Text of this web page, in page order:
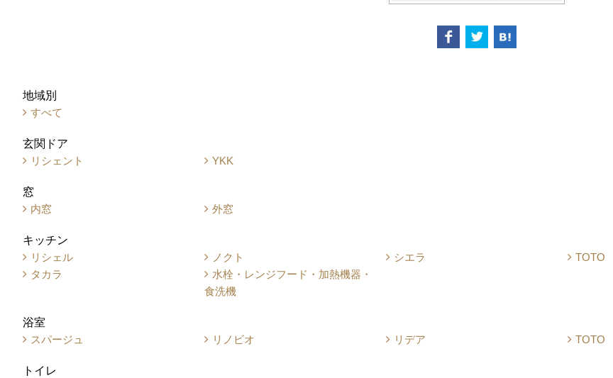
地域別
すべて
玄関ドア
リシェント
YKK
窓
内窓
外窓
キッチン
リシェル
ノクト シエラ TOTO
タカラ
水栓・レンジフード・加熱機器・
食洗機
浴室
スパージュ
リノビオ リデア TOTO
トイレ